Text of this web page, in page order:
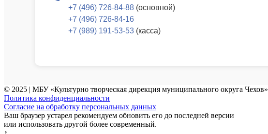
+7 (496) 726-84-88 (основной)
+7 (496) 726-84-16
+7 (989) 191-53-53 (касса)
© 2025 | МБУ «Культурно творческая дирекция муниципального округа Чехов»
Политика конфиденциальности
Согласие на обработку персональных данных
Ваш браузер устарел рекомендуем обновить его до последней версии
или использовать другой более современный.